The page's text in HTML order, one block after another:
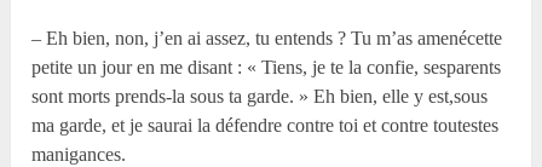
– Eh bien, non, j’en ai assez, tu entends ? Tu m’as amenécette
petite un jour en me disant : « Tiens, je te la confie, sesparents
sont morts prends-la sous ta garde. » Eh bien, elle y est,sous
ma garde, et je saurai la défendre contre toi et contre toutestes
manigances.